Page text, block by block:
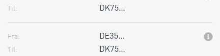
Til: DK75…
Fra: DE35…
Til: DK75…